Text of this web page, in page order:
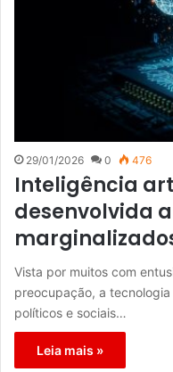
29/01/2026 0 476
Inteligência
desenvolvida
Vista por muitos com
preocupação, a
políticos e sociais…
Leia mais »